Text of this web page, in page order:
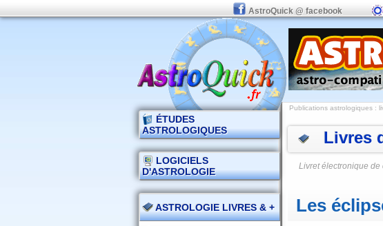
AstroQuick @ facebook
ÉTUDES
ASTROLOGIQUES
LOGICIELS
D'ASTROLOGIE
ASTROLOGIE LIVRES & +
Publications astrologiques :
Livres
Livret électronique de
Les